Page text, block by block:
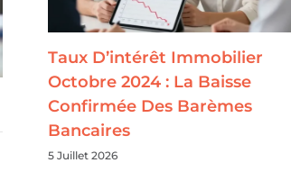
Taux D’intérêt Immobilier
Octobre 2024 : La Baisse
Confirmée Des Barèmes
Bancaires
5 Juillet 2026